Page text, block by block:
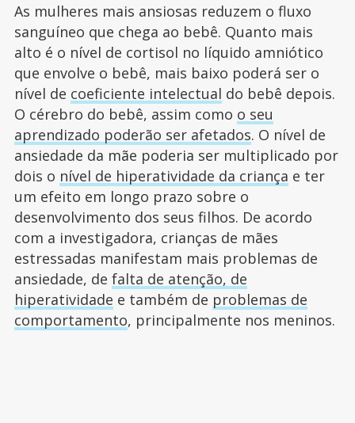
As mulheres mais ansiosas reduzem o fluxo
sanguíneo que chega ao bebê. Quanto mais
alto é o nível de cortisol no líquido amniótico
que envolve o bebê, mais baixo poderá ser o
nível de coeficiente intelectual do bebê depois.
O cérebro do bebê, assim como o seu
aprendizado poderão ser afetados. O nível de
ansiedade da mãe poderia ser multiplicado por
dois o nível de hiperatividade da criança e ter
um efeito em longo prazo sobre o
desenvolvimento dos seus filhos. De acordo
com a investigadora, crianças de mães
estressadas manifestam mais problemas de
ansiedade, de falta de atenção, de
hiperatividade e também de problemas de
comportamento, principalmente nos meninos.